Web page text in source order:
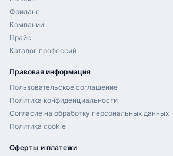
Фриланс
Компании
Прайс
Каталог профессий
Правовая информация
Пользовательское соглашение
Политика конфиденциальности
Согласие на обработку персональных данных
Политика cookie
Оферты и платежи